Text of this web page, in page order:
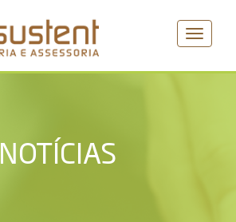
MENU
NOTÍCIAS